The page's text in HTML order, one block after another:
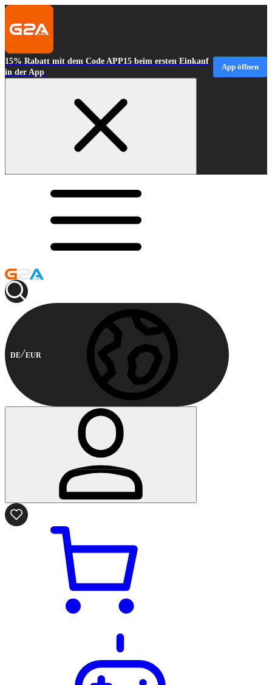
15% Rabatt mit dem Code APP15 beim ersten Einkauf
in der App
App öffnen
DE EUR